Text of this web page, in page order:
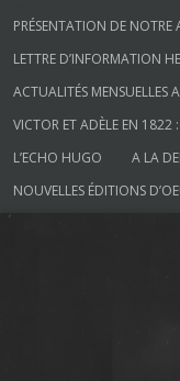
Aller au contenu
PRÉSENTATION DE NOTRE
LETTRE D’INFORMATION
ACTUALITÉS MENSUELLES
VICTOR ET ADÈLE EN 1822
L’ECHO HUGO
A LA
NOUVELLES ÉDITIONS
Société des